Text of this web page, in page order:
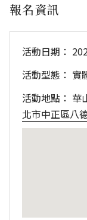
報名資訊
活動日期：
活動型態： 實
活動地點： 華
北市中正區八